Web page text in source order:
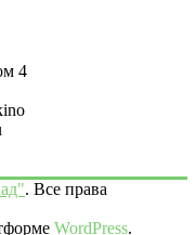
4
. Все права
WordPress.